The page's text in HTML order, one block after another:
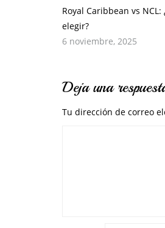
Royal Caribbean vs
elegir?
6 noviembre, 2025
Deja una
Tu dirección de correo